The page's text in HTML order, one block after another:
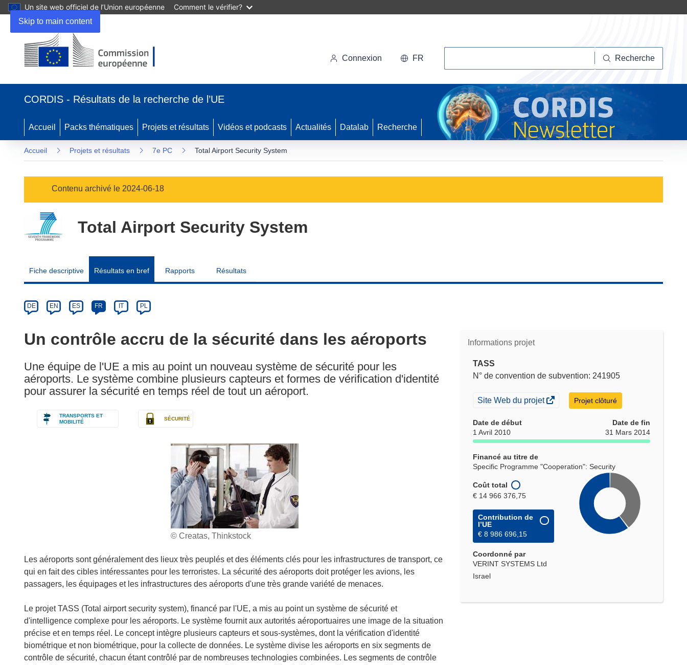
Skip to main content
Un site web officiel de l’Union européenne Comment le vérifier?
une
fenêtre)
Connexion FR Recherche
CORDIS - Résultats de la recherche de l’UE
Accueil Packs thématiques Projets et résultats Vidéos et podcasts Actualités Datalab Recherche
Accueil Projets et résultats 7e PC Total Airport Security System
Contenu archivé le 2024-06-18
Total Airport Security System
Fiche descriptive Résultats en bref Rapports Résultats
Category
Article
available
the
languages:
DE EN ES FR IT PL
Un contrôle accru de la sécurité dans les aéroports
Une équipe de l'UE a mis au point un nouveau système de sécurité pour les
aéroports. Le système combine plusieurs capteurs et formes de vérification d'identité
pour assurer la sécurité en temps réel de tout un aéroport.
TRANSPORTS ET
MOBILITÉ
SÉCURITÉ
© Creatas, Thinkstock
Les aéroports sont généralement des lieux très peuplés et des éléments clés pour les infrastructures de transport, ce
qui en fait des cibles intéressantes pour les terroristes. La sécurité des aéroports doit protéger les avions, les
passagers, les équipages et les infrastructures des aéroports d'une très grande variété de menaces.
Le projet TASS (Total airport security system), financé par l'UE, a mis au point un système de sécurité et
d'intelligence complexe pour les aéroports. Le système fournit aux autorités aéroportuaires une image de la situation
précise et en temps réel. Le concept intègre plusieurs capteurs et sous-systèmes, dont la vérification d'identité
biométrique et non biométrique, pour la collecte de données. Le système divise les aéroports en six segments de
contrôle de sécurité, chacun étant contrôlé par de nombreuses technologies combinées. Les segments de contrôle
Informations projet
TASS
N° de convention de subvention: 241905
(s’ouvre
nouvelle
fenêtre)
Site Web du projet Projet clôturé
Date de début
1 Avril 2010
Date de fin
31 Mars 2014
Financé au titre de
Specific Programme "Cooperation": Security
Coût total
€ 14 966 376,75
Contribution de
l’UE
€ 8 986 696,15
Coordonné par
VERINT SYSTEMS Ltd
Israel